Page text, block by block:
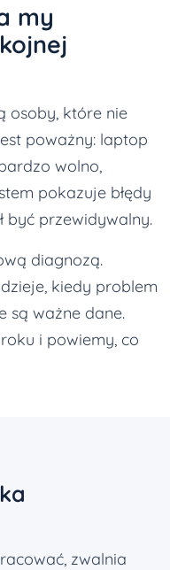
my
osoby, które nie
poważny: laptop
wolno,
pokazuje błędy
być przewidywalny.
diagnozą.
kiedy problem
są ważne dane.
i powiemy, co
zwalnia